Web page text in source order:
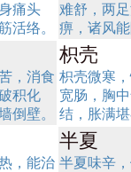
痛头
活络。
难舒，两
痹，诸风
，消食
积化
倒壁。
枳壳
枳壳微寒
宽肠，胸
结，胀满
，能治
半夏
半夏味辛